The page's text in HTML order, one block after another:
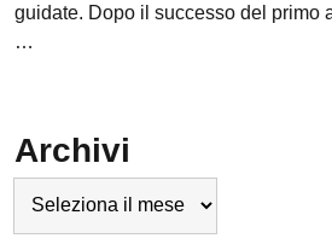
guidate. Dopo il successo del primo
…
Archivi